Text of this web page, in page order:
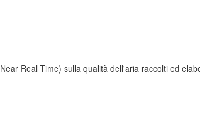
Real Time) sulla qualità dell'aria raccolti ed